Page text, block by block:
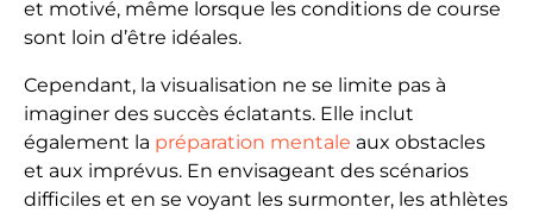
et motivé, même lorsque les conditions de course
sont loin d’être idéales.
Cependant, la visualisation ne se limite pas à
imaginer des succès éclatants. Elle inclut
également la préparation mentale aux obstacles
et aux imprévus. En envisageant des scénarios
difficiles et en se voyant les surmonter, les athlètes